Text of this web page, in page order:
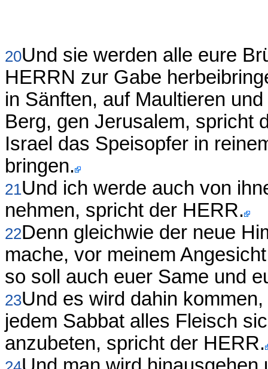
20Und sie werden alle eure
HERRN zur Gabe
in Sänften, auf Maultieren
Berg, gen Jerusalem, spricht
Israel das Speisopfer in
bringen.
21Und ich werde auch von
nehmen, spricht der HERR.
22Denn gleichwie der neue
mache, vor meinem
so soll auch euer Same und
23Und es wird dahin
jedem Sabbat alles Fleisch
anzubeten, spricht der HERR.